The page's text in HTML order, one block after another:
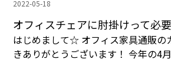
2022-05-18
オフィスチェアに肘掛けって必
はじめまして☆ オフィス家具通販の
きありがとうございます！ 今年の4